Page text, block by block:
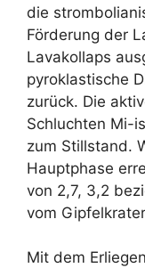
die
Förderung der
Lavakollaps
pyroklastische
zurück. Die
Schluchten Mi-
zum Stillstand.
Hauptphase
von 2,7, 3,2
vom
Mit dem